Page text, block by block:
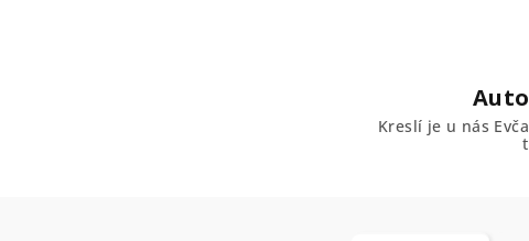
Kreslí je u nás